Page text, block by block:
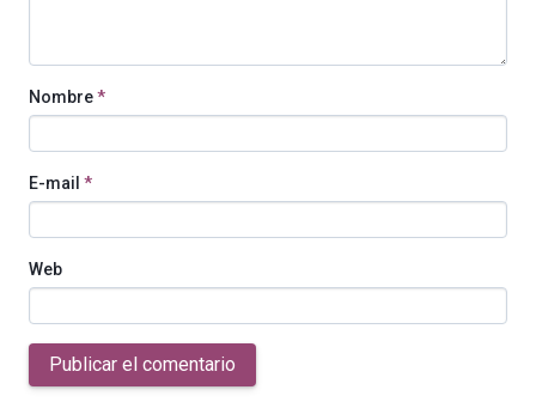
Nombre*
E-mail *
Web
Publicar el comentario